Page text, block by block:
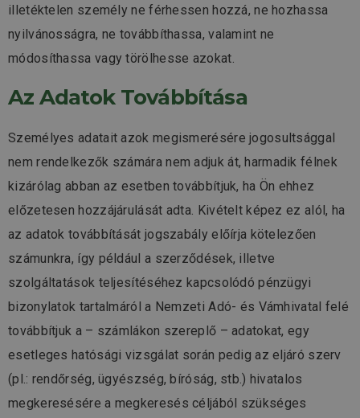
illetéktelen személy ne férhessen hozzá, ne hozhassa
nyilvánosságra, ne továbbíthassa, valamint ne
módosíthassa vagy törölhesse azokat.
Az Adatok Továbbítása
Személyes adatait azok megismerésére jogosultsággal
nem rendelkezők számára nem adjuk át, harmadik félnek
kizárólag abban az esetben továbbítjuk, ha Ön ehhez
előzetesen hozzájárulását adta. Kivételt képez ez alól, ha
az adatok továbbítását jogszabály előírja kötelezően
számunkra, így például a szerződések, illetve
szolgáltatások teljesítéséhez kapcsolódó pénzügyi
bizonylatok tartalmáról a Nemzeti Adó- és Vámhivatal felé
továbbítjuk a – számlákon szereplő – adatokat, egy
esetleges hatósági vizsgálat során pedig az eljáró szerv
(pl.: rendőrség, ügyészség, bíróság, stb.) hivatalos
megkeresésére a megkeresés céljából szükséges